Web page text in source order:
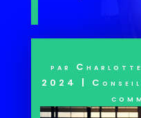
par Charlotte
2024
|